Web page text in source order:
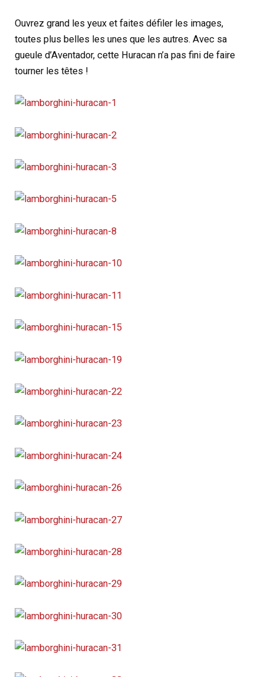
Ouvrez grand les yeux et faites défiler les images,
toutes plus belles les unes que les autres. Avec sa
gueule d’Aventador, cette Huracan n’a pas fini de faire
tourner les têtes !